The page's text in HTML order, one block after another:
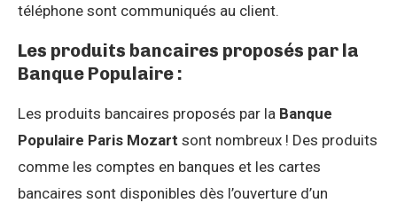
téléphone sont communiqués au client.
Les produits bancaires proposés par la
Banque Populaire :
Les produits bancaires proposés par la Banque
Populaire Paris Mozart sont nombreux ! Des produits
comme les comptes en banques et les cartes
bancaires sont disponibles dès l’ouverture d’un